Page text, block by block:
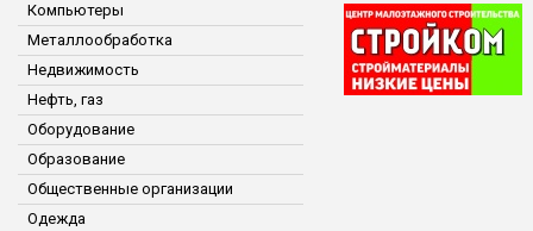
Компьютеры
Металлообработка
Недвижимость
Нефть, газ
Оборудование
Образование
Общественные организации
Одежда